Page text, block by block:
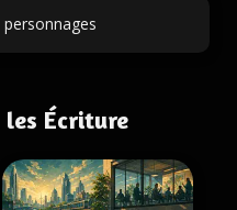
les Écriture